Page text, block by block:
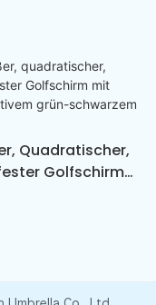
Quadratischer,
Golfschirm